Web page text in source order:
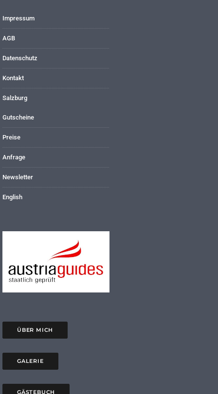
Impressum
AGB
Datenschutz
Kontakt
Salzburg
Gutscheine
Preise
Anfrage
Newsletter
English
ÜBER MICH
GALERIE
GÄSTEBUCH